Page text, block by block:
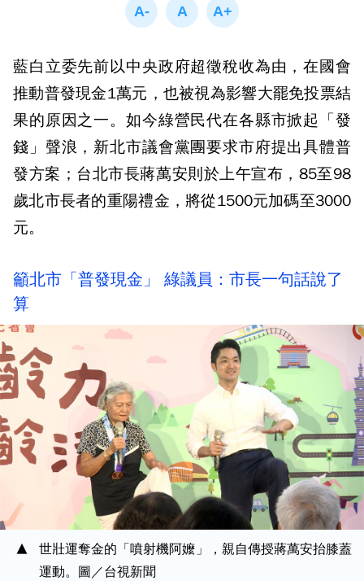
藍白立委先前以中央政府超徵稅收為由，在國會
推動普發現金1萬元，也被視為影響大罷免投票結
果的原因之一。如今綠營民代在各縣市掀起「發
錢」聲浪，新北市議會黨團要求市府提出具體普
發方案；台北市長蔣萬安則於上午宣布，85至98
歲北市長者的重陽禮金，將從1500元加碼至3000
元。
籲北市「普發現金」 綠議員：市長一句話說了
算
世壯運奪金的「噴射機阿嬤」，親自傳授蔣萬安抬膝蓋
運動。圖／台視新聞